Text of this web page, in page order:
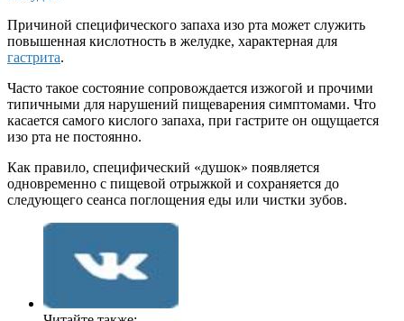
Причиной специфического запаха изо рта может служить
повышенная кислотность в желудке, характерная для
гастрита.
Часто такое состояние сопровождается изжогой и прочими
типичными для нарушений пищеварения симптомами. Что
касается самого кислого запаха, при гастрите он ощущается
изо рта не постоянно.
Как правило, специфический «душок» появляется
одновременно с пищевой отрыжкой и сохраняется до
следующего сеанса поглощения еды или чистки зубов.